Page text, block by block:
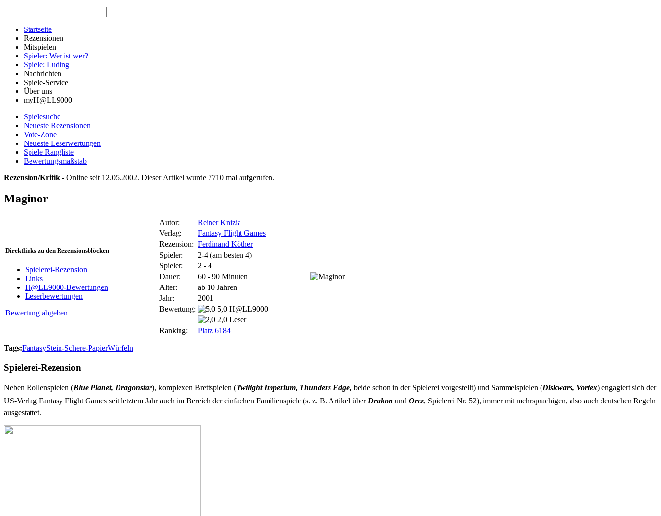
Startseite
Rezensionen
Mitspielen
Spieler: Wer ist wer?
Spiele: Luding
Nachrichten
Spiele-Service
Über uns
myH@LL9000
Spielesuche
Neueste Rezensionen
Vote-Zone
Neueste Leserwertungen
Spiele Rangliste
Bewertungsmaßstab
Rezension/Kritik - Online seit 12.05.2002. Dieser Artikel wurde 7710 mal aufgerufen.
Maginor
Direktlinks zu den Rezensionsblöcken
Spielerei-Rezension
Links
H@LL9000-Bewertungen
Leserbewertungen
Bewertung abgeben
Autor:
Reiner Knizia
Verlag:
Fantasy Flight Games
Rezension: Ferdinand Köther
Spieler:
2-4 (am besten 4)
Spieler:
2 - 4
Dauer:
60 - 90 Minuten
Alter:
ab 10 Jahren
Jahr:
2001
Bewertung:
5,0 H@LL9000
2,0 Leser
Ranking:
Platz 6184
Tags:FantasyStein-Schere-PapierWürfeln
Spielerei-Rezension
Neben Rollenspielen (Blue Planet, Dragonstar), komplexen Brettspielen (Twilight Imperium, Thunders Edge, beide schon in der Spielerei vorgestellt) und Sammelspielen (Diskwars, Vortex) engagiert sich der
US-Verlag Fantasy Flight Games seit letztem Jahr auch im Bereich der einfachen Familienspiele (s. z. B. Artikel über Drakon und Orcz, Spielerei Nr. 52), immer mit mehrsprachigen, also auch deutschen Regeln
ausgestattet.